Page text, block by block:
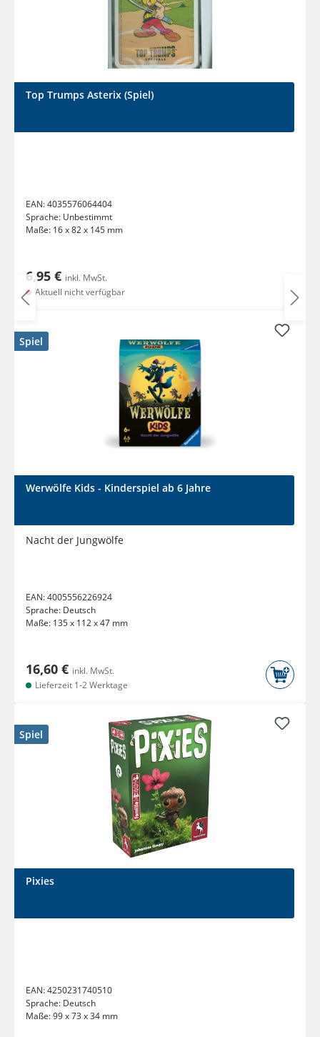
Top Trumps Asterix (Spiel)
EAN:4035576064404
Sprache: Unbestimmt
Maße: 16 x 82 x 145 mm
6,95 € inkl. MwSt.
Aktuell nicht verfügbar
Spiel
Werwölfe Kids - Kinderspiel ab 6 Jahre
Nacht der Jungwölfe
EAN:4005556226924
Sprache: Deutsch
Maße: 135 x 112 x 47 mm
16,60 € inkl. MwSt.
Lieferzeit 1-2 Werktage
Spiel
Pixies
EAN:4250231740510
Sprache: Deutsch
Maße:99 x 73 x 34 mm